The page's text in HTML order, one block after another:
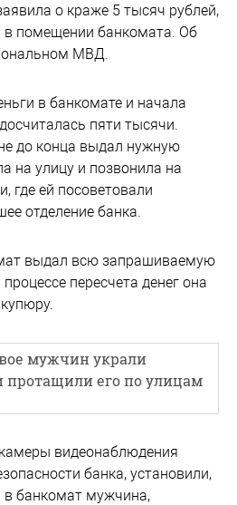
о краже 5 тысяч рублей,
в помещении банкомата. Об
МВД.
в банкомате и начала
пяти тысячи.
до конца выдал нужную
на улицу и позвонила на
где ей посоветовали
отделение банка.
выдал всю запрашиваемую
пересчета денег она
мужчин украли
протащили его по улицам
видеонаблюдения
банка, установили,
банкомат мужчина,